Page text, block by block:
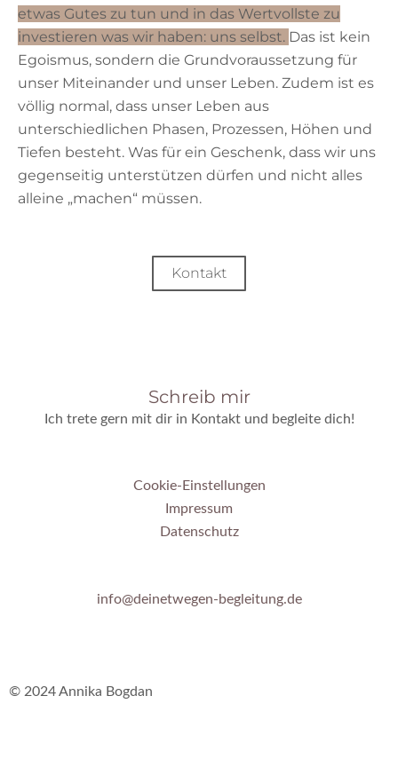
etwas Gutes zu tun und in das Wertvollste zu
investieren was wir haben: uns selbst. Das ist kein
Egoismus, sondern die Grundvoraussetzung für
unser Miteinander und unser Leben. Zudem ist es
völlig normal, dass unser Leben aus
unterschiedlichen Phasen, Prozessen, Höhen und
Tiefen besteht. Was für ein Geschenk, dass wir uns
gegenseitig unterstützen dürfen und nicht alles
alleine „machen“ müssen.
Kontakt
Schreib mir
Ich trete gern mit dir in Kontakt und begleite dich!
© 2024 Annika Bogdan
info@deinetwegen-begleitung.de
Cookie-Einstellungen
Impressum
Datenschutz